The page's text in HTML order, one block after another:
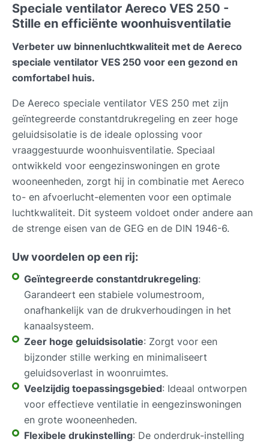
Speciale ventilator Aereco VES 250 -
Stille en efficiënte woonhuisventilatie
Verbeter uw binnenluchtkwaliteit met de Aereco
speciale ventilator VES 250 voor een gezond en
comfortabel huis.
De Aereco speciale ventilator VES 250 met zijn
geïntegreerde constantdrukregeling en zeer hoge
geluidsisolatie is de ideale oplossing voor
vraaggestuurde woonhuisventilatie. Speciaal
ontwikkeld voor eengezinswoningen en grote
wooneenheden, zorgt hij in combinatie met Aereco
to- en afvoerlucht-elementen voor een optimale
luchtkwaliteit. Dit systeem voldoet onder andere aan
de strenge eisen van de GEG en de DIN 1946-6.
Uw voordelen op een rij:
Geïntegreerde constantdrukregeling:
Garandeert een stabiele volumestroom,
onafhankelijk van de drukverhoudingen in het
kanaalsysteem.
Zeer hoge geluidsisolatie: Zorgt voor een
bijzonder stille werking en minimaliseert
geluidsoverlast in woonruimtes.
Veelzijdig toepassingsgebied: Ideaal ontworpen
voor effectieve ventilatie in eengezinswoningen
en grote wooneenheden.
Flexibele drukinstelling: De onderdruk-instelling